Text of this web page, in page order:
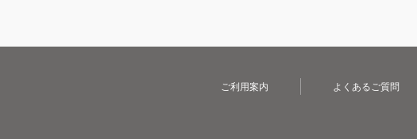
ご利用案内 よくあるご質問